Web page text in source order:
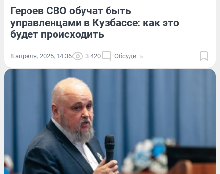
Героев СВО обучат быть
управленцами в Кузбассе: как это
будет происходить
8 апреля, 2025, 14:36 3 420 Обсудить